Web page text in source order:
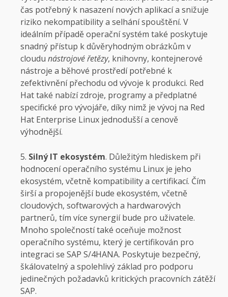
čas potřebný k nasazení nových aplikací a snižuje
riziko nekompatibility a selhání spouštění. V
ideálním případě operační systém také poskytuje
snadný přístup k důvěryhodným obrázkům v
cloudu nástrojové řetězy, knihovny, kontejnerové
nástroje a běhové prostředí potřebné k
zefektivnění přechodu od vývoje k produkci. Red
Hat také nabízí zdroje, programy a předplatné
specifické pro vývojáře, díky nimž je vývoj na Red
Hat Enterprise Linux jednodušší a cenově
výhodnější.
Silný IT ekosystém. Důležitým hlediskem při
hodnocení operačního systému Linux je jeho
ekosystém, včetně kompatibility a certifikací. Čím
širší a propojenější bude ekosystém, včetně
cloudových, softwarových a hardwarových
partnerů, tím více synergií bude pro uživatele.
Mnoho společností také oceňuje možnost
operačního systému, který je certifikován pro
integraci se SAP S/4HANA. Poskytuje bezpečný,
škálovatelný a spolehlivý základ pro podporu
jedinečných požadavků kritických pracovních zátěží
SAP.